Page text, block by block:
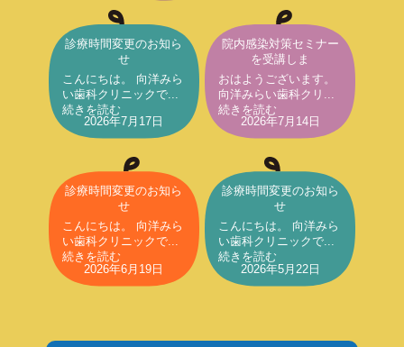
診療時間変更のお知ら
せ
こんにちは。 向洋みら
い歯科クリニックで...
続きを読む
2026年7月17日
院内感染対策セミナー
を受講しま
おはようございます。
向洋みらい歯科クリ...
続きを読む
2026年7月14日
診療時間変更のお知ら
せ
こんにちは。 向洋みら
い歯科クリニックで...
続きを読む
2026年6月19日
診療時間変更のお知ら
せ
こんにちは。 向洋みら
い歯科クリニックで...
続きを読む
2026年5月22日